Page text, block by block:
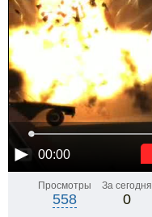
00:00
Просмотры
558
За сегодня
0